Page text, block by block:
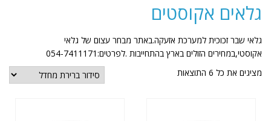
גלאים אקוסטים
גלאי שבר זכוכית למערכת אזעקה.באתר מבחר עצום של גלאי
אקוסטי,במחירים הזולים בארץ בהתחייבות .לפרטים:054-7411171
מציגים את כל ⁦6⁩ התוצאות